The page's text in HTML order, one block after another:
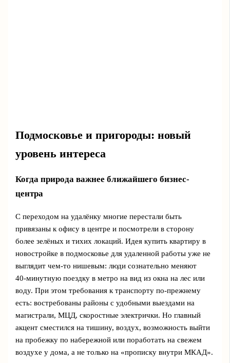
Подмосковье и пригороды: новый
уровень интереса
Когда природа важнее ближайшего бизнес-
центра
С переходом на удалёнку многие перестали быть
привязаны к офису в центре и посмотрели в сторону
более зелёных и тихих локаций. Идея купить квартиру в
новостройке в подмосковье для удаленной работы уже не
выглядит чем‑то нишевым: люди сознательно меняют
40‑минутную поездку в метро на вид из окна на лес или
воду. При этом требования к транспорту по‑прежнему
есть: востребованы районы с удобными выездами на
магистрали, МЦД, скоростные электрички. Но главный
акцент сместился на тишину, воздух, возможность выйти
на пробежку по набережной или поработать на свежем
воздухе у дома, а не только на «прописку внутри МКАД».